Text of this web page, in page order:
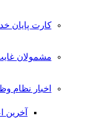
کارت پایان خدمت
مشمولان غایب و
اخبار نظام وظیفه
آخرین اعزام